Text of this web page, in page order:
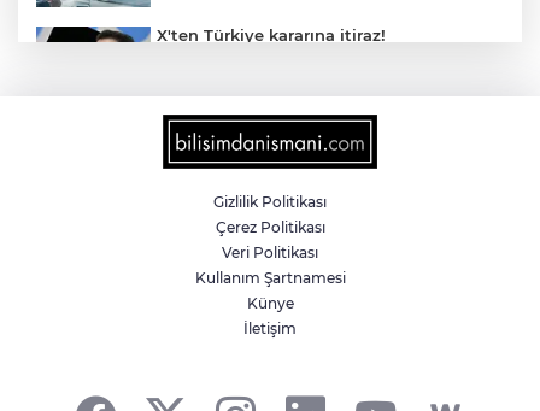
X'ten Türkiye kararına itiraz!
mahkemeye taşındı
Kayseri Büyükşehir'den suyun
geleceğine yatırım
Bugün yurt genelinde hava nasıl olacak?
Gizlilik Politikası
Çerez Politikası
Veri Politikası
Kullanım Şartnamesi
Künye
İletişim